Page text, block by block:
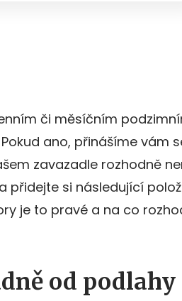
či měsíčním
ano, přinášíme vám
zavazadle rozhodně
přidejte si následující
je to pravé a na co
od podlahy